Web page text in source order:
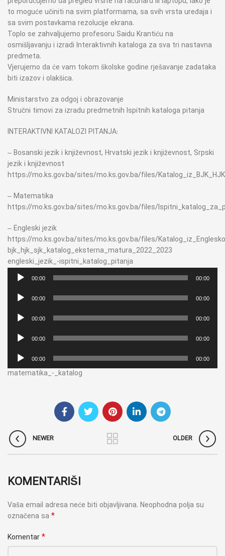
to moguće učiniti na svim platformama, sa svih vrsta uređaja i
sa svim postavkama rezolucije ekrana.
Toplo se zahvaljujemo profesoru Saidu Krantiću na
osmišljavanju i izradi Interaktivnih kataloga za sva tri nastavna
predmeta.
Vjerujemo da će vam tokom školske godine rješavanje zadataka
biti izazov i olakšica.
Ministarstvo za odgoj i obrazovanje
Stručni timovi za izradu predmetnih Ispitnih kataloga pitanja
INTERAKTIVNI KATALOZI PITANJA:
– Bosanski jezik i književnost, Hrvatski jezik i književnost, Srpski
jezik i književnost
https://mo.ks.gov.ba/sites/mo.ks.gov.ba/files/
– Matematika
https://mo.ks.gov.ba/sites/mo.ks.gov.ba/files/
– Engleski jezik
https://mo.ks.gov.ba/sites/mo.ks.gov.ba/files/
bjk_hjk_sjk_katalog_eksterna_matura_2022_2023
engleski_jezik_-ispitni_katalog_pitanja
Audio
Player
00:00 00:00
Audio
Player
00:00 00:00
Audio
Player
00:00 00:00
Audio
Player
00:00 00:00
Audio
Player
00:00 00:00
matematika_-_katalog
NEWER OLDER
KOMENTARIŠI
Vaša email adresa neće biti objavljivana. Neophodna polja su
označena sa *
Komentar *